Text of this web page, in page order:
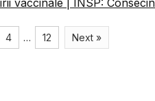
vaccinale | INSP:
4 … 12 Next »